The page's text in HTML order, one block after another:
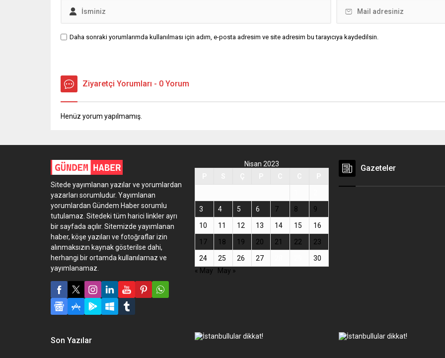
Daha sonraki yorumlarımda kullanılması için adım, e-posta adresim ve site adresim bu tarayıcıya kaydedilsin.
Ziyaretçi Yorumları - 0 Yorum
Henüz yorum yapılmamış.
Sitede yayımlanan yazılar ve yorumlardan
yazarları sorumludur. Yayımlanan
yorumlardan Gündem Haber sorumlu
tutulamaz. Sitedeki tüm harici linkler ayrı
bir sayfada açılır. Sitemizde yayımlanan
haber, köşe yazıları ve fotoğraflar izin
alınmaksızın kaynak gösterilse dahi,
herhangi bir ortamda kullanılamaz ve
yayımlanamaz.
Nisan 2023
3 4 5 6 7 8 9
10 11 12 13 14 15 16
17 18 19 20 21 22 23
24 25 26 27
30
« May
May »
Gazeteler
Son Yazılar